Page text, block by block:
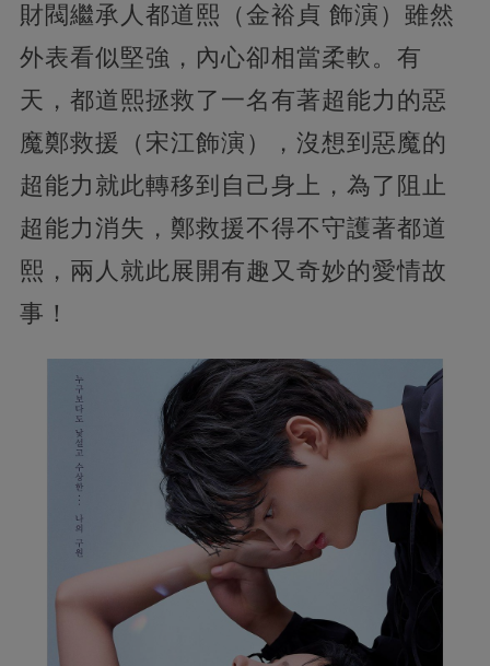
財閥繼承人都道熙（金裕貞 飾演）雖然
外表看似堅強，內心卻相當柔軟。有
天，都道熙拯救了一名有著超能力的惡
魔鄭救援（宋江飾演），沒想到惡魔的
超能力就此轉移到自己身上，為了阻止
超能力消失，鄭救援不得不守護著都道
熙，兩人就此展開有趣又奇妙的愛情故
事！